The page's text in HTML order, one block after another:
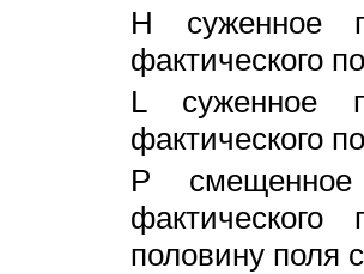
H суженное
фактического
L суженное
фактического
P
половину поля